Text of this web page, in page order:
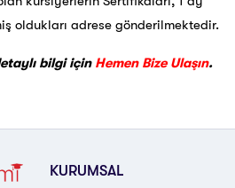
oldukları adrese gönderilmektedir.
bilgi için Hemen Bize Ulaşın.
KURUMSAL